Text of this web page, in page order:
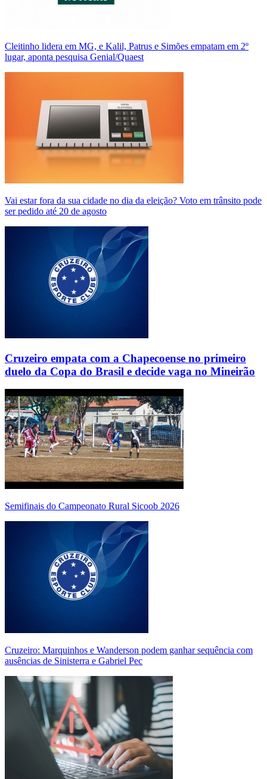
Cleitinho lidera em MG, e Kalil, Patrus e Simões empatam em 2º
lugar, aponta pesquisa Genial/Quaest
Vai estar fora da sua cidade no dia da eleição? Voto em trânsito pode
ser pedido até 20 de agosto
Cruzeiro empata com a Chapecoense no primeiro
duelo da Copa do Brasil e decide vaga no Mineirão
Semifinais do Campeonato Rural Sicoob 2026
Cruzeiro: Marquinhos e Wanderson podem ganhar sequência com
ausências de Sinisterra e Gabriel Pec